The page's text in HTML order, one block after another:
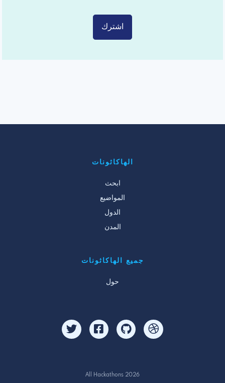
اشترك
الهاكاثونات
ابحث
المواضيع
الدول
المدن
جميع الهاكاثونات
حول
All Hackathons 2026